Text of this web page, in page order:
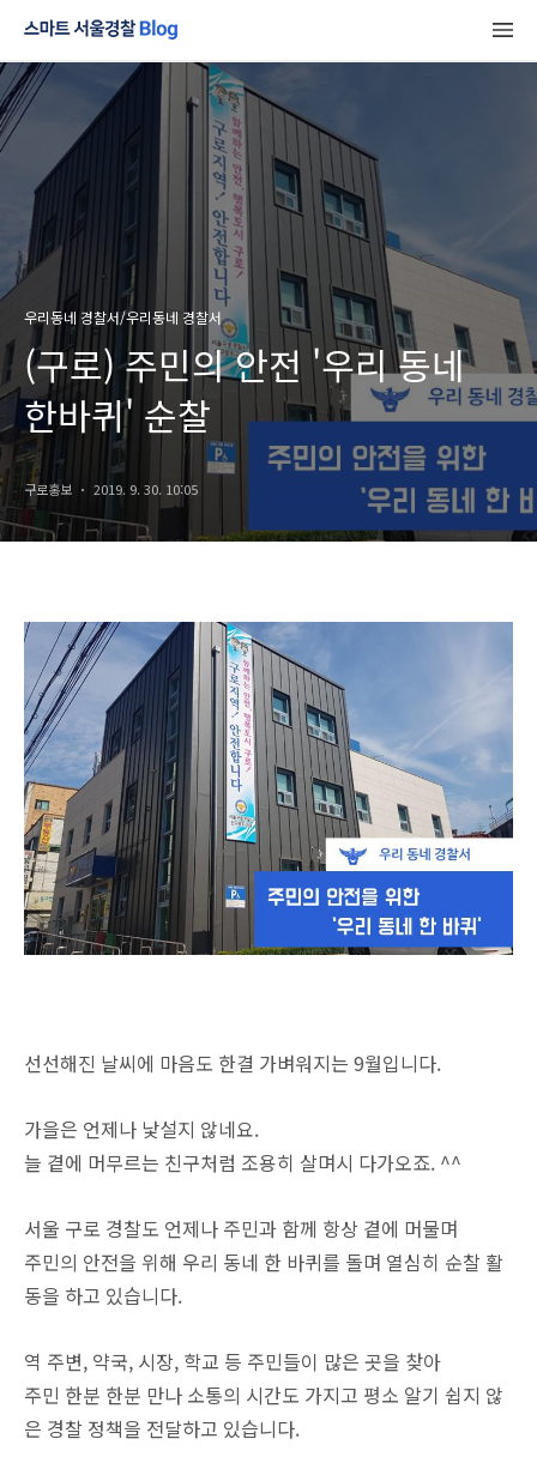
우리동네 경찰서/우리동네 경찰서
(구로) 주민의 안전 '우리 동네
한바퀴' 순찰
구로홍보 2019. 9. 30. 10:05
선선해진 날씨에 마음도 한결 가벼워지는 9월입니다.
가을은 언제나 낯설지 않네요.
늘 곁에 머무르는 친구처럼 조용히 살며시 다가오죠. ^^
서울 구로 경찰도 언제나 주민과 함께 항상 곁에 머물며
주민의 안전을 위해 우리 동네 한 바퀴를 돌며 열심히 순찰 활
동을 하고 있습니다.
역 주변, 약국, 시장, 학교 등 주민들이 많은 곳을 찾아
주민 한분 한분 만나 소통의 시간도 가지고 평소 알기 쉽지 않
은 경찰 정책을 전달하고 있습니다.